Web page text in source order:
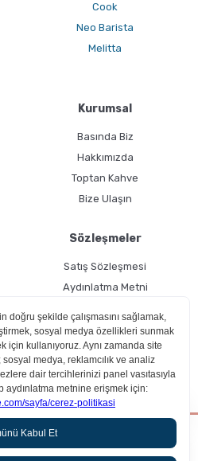
Cook
Neo Barista
Melitta
Kurumsal
Basında Biz
Hakkımızda
Toptan Kahve
Bize Ulaşın
Sözleşmeler
Satış Sözleşmesi
Aydınlatma Metni
Kullanım Koşulları
Çerez Politikası
Aradığın kahveyi beraber bulalım!